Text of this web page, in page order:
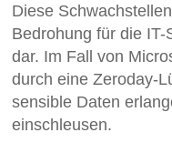
Diese
Bedrohung für die
dar. Im Fall von
durch eine Zeroday-
sensible Daten
einschleusen.